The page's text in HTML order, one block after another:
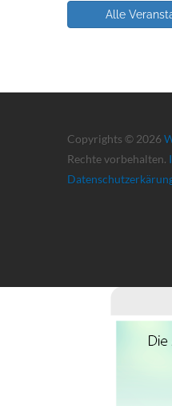
Alle
Copyrights © 2026
Rechte vorbehalten.